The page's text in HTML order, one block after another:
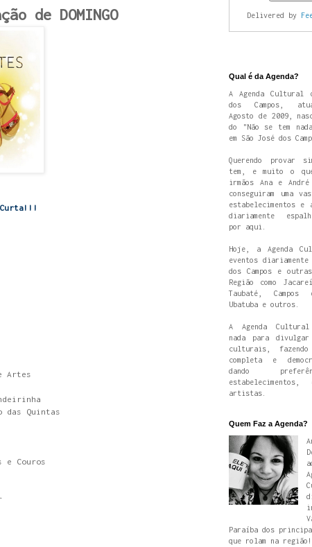
de DOMINGO
Artes
Quintas
Couros
Delivered by
Qual é da Agenda?
A Agenda Cultural
dos Campos,
Agosto de 2009,
do "Não se tem
em São José dos
Querendo provar
tem, e muito o
irmãos Ana e
conseguiram uma
estabelecimentos
diariamente
por aqui.
Hoje, a Agenda
eventos diariamente
dos Campos e
Região como
Taubaté, Campos
Ubatuba e outros.
A Agenda
nada para
culturais,
completa e
dando
estabelecimentos,
artistas.
Quem Faz a Agenda?
Paraíba dos
que rolam na região!